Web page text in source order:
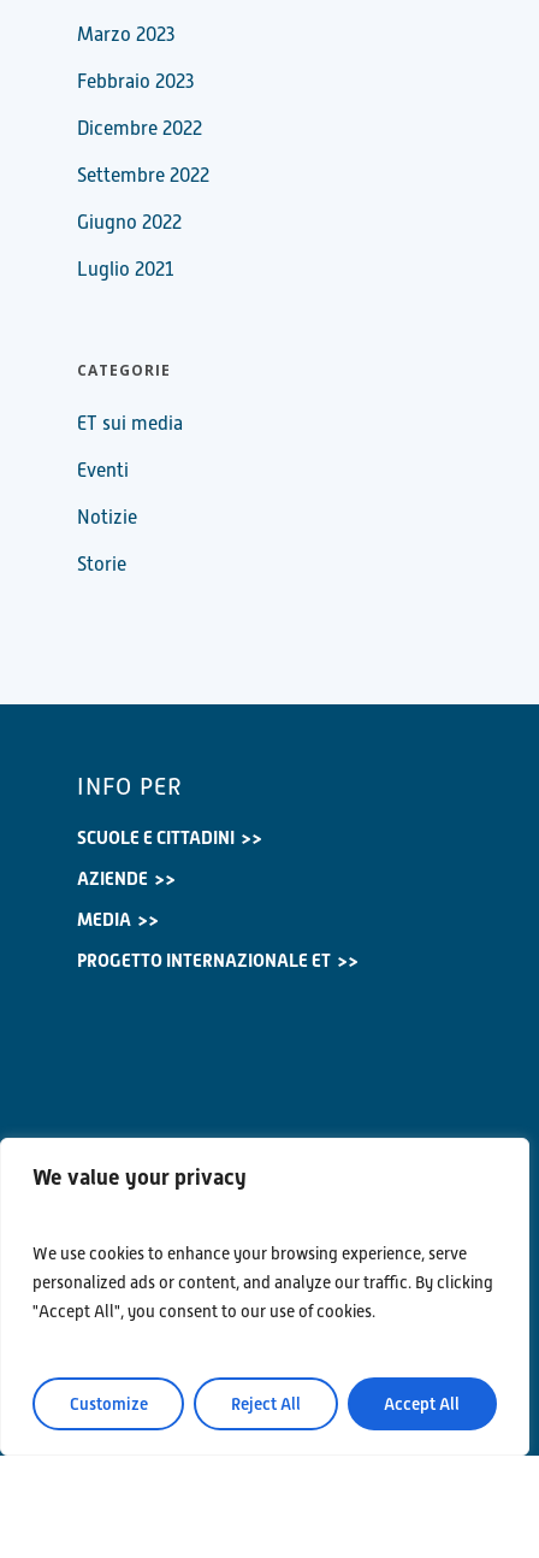
We value your privacy
We use cookies to enhance your browsing experience, serve
personalized ads or content, and analyze our traffic. By clicking
"Accept All", you consent to our use of cookies.
Customize Reject All Accept All
Marzo 2023
Febbraio 2023
Dicembre 2022
Settembre 2022
Giugno 2022
Luglio 2021
CATEGORIE
ET sui media
Eventi
Notizie
Storie
INFO PER
SCUOLE E CITTADINI
AZIENDE
MEDIA
PROGETTO INTERNAZIONALE ET
Privacy Policy
Area Riservata
© Einstein Telescope Italy